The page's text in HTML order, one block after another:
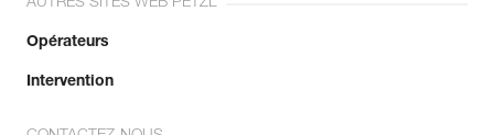
AUTRES SITES WEB PETZL
Opérateurs
Intervention